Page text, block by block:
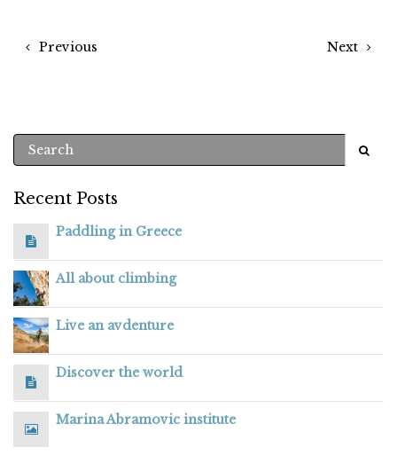
Previous Next
Recent Posts
Paddling in Greece
All about climbing
Live an avdenture
Discover the world
Marina Abramovic institute